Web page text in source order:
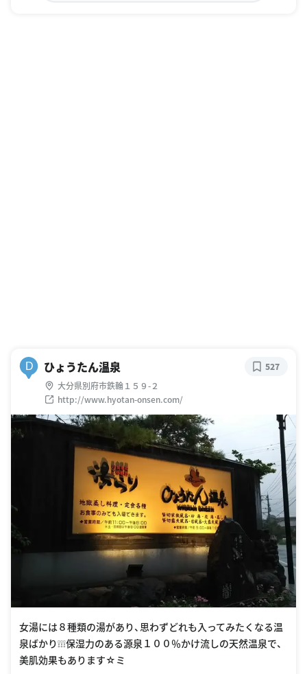
D ひょうたん温泉
大分県別府市鉄輪１５９-２
http://www.hyotan-onsen.com/
527
女湯には８種類の湯があり、思わずどれも入ってみたくなる温
泉ばかり❕❕❕保湿力のある源泉１００％かけ流しの天然温泉で、
美肌効果もあります☆ミ